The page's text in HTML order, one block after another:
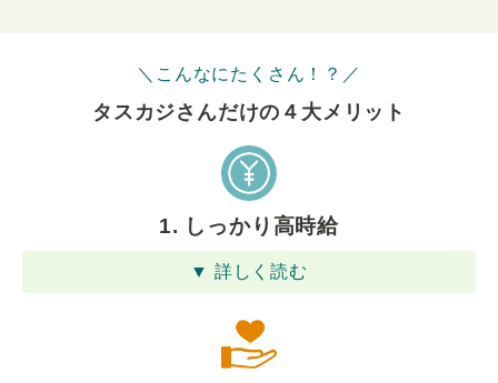
＼こんなにたくさん！？／
タスカジさんだけの４⼤メリット
1. しっかり高時給
▼ 詳しく読む